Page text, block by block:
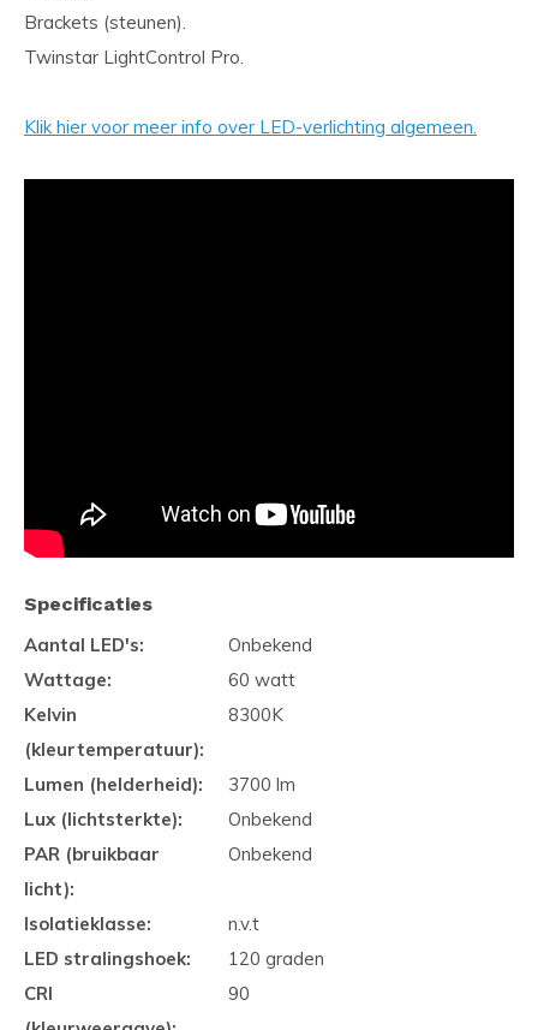
Brackets (steunen).
Twinstar LightControl Pro.
Klik hier voor meer info over LED-verlichting algemeen.
Specificaties
Aantal LED's:
Onbekend
Wattage:
60 watt
Kelvin
(kleurtemperatuur):
8300K
Lumen (helderheid):
3700 lm
Lux (lichtsterkte):
Onbekend
PAR (bruikbaar
licht):
Onbekend
Isolatieklasse:
n.v.t
LED stralingshoek:
120 graden
CRI
90